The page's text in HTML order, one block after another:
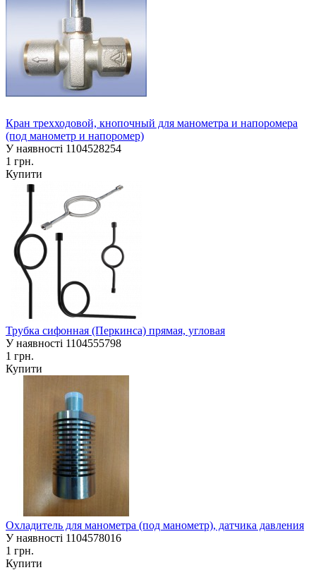
Кран трехходовой, кнопочный для манометра и напоромера
(под манометр и напоромер)
У наявності 1104528254
1 грн.
Купити
Трубка сифонная (Перкинса) прямая, угловая
У наявності 1104555798
1 грн.
Купити
Охладитель для манометра (под манометр), датчика давления
У наявності 1104578016
1 грн.
Купити